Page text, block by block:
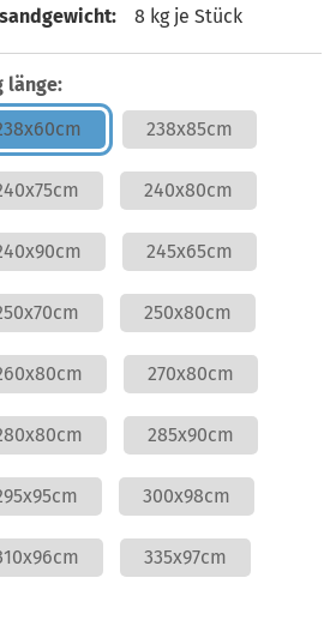
8 kg je Stück
länge:
238x85cm
240x80cm
245x65cm
250x80cm
270x80cm
285x90cm
300x98cm
335x97cm